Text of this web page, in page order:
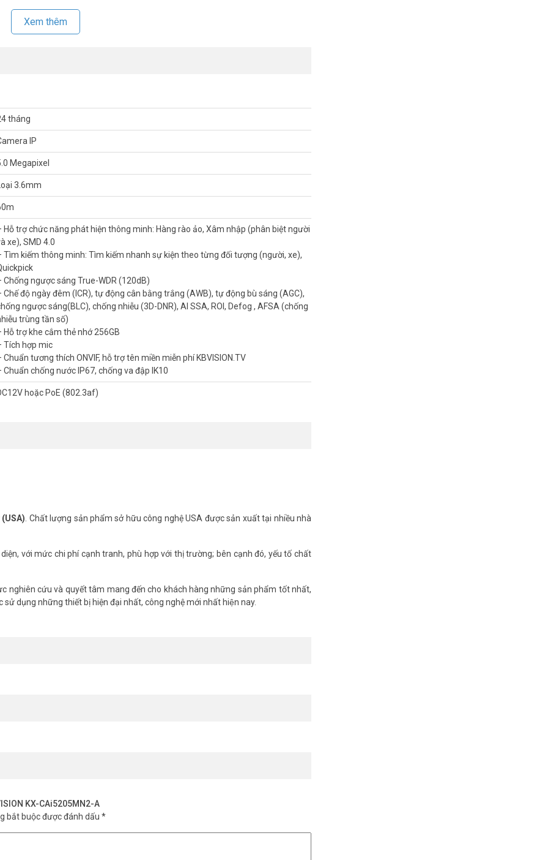
minh
nhập (phân biệt người và xe), SMD 4.0
tượng (người, xe), Quickpick
động bù sáng (AGC), chống ngược sáng(BLC), chống nhiễu (3D-DNR), AI SSA,
nhất. Tham khảo thêm thông tin tạiFacebook Vuhoangtelecomnhé.
Xem thêm
tháng
IP
Megapixel
3.6mm
Hỗ trợ chức năng phát hiện thông minh: Hàng rào ảo, Xâm nhập (phân biệt người
xe), SMD 4.0
Tìm kiếm thông minh: Tìm kiếm nhanh sự kiện theo từng đối tượng (người, xe),
Chống ngược sáng True-WDR (120dB)
Chế độ ngày đêm (ICR), tự động cân bằng trắng (AWB), tự động bù sáng (AGC),
ngược sáng(BLC), chống nhiễu (3D-DNR), AI SSA, ROI, Defog , AFSA (chống
trùng tần số)
Hỗ trợ khe cắm thẻ nhớ 256GB
Tích hợp mic
Chuẩn tương thích ONVIF, hỗ trợ tên miền miễn phí KBVISION.TV
Chuẩn chống nước IP67, chống va đập IK10
hoặc PoE (802.3af)
. Chất lượng sản phẩm sở hữu công nghệ USA được sản xuất tại nhiều nhà
với mức chi phí cạnh tranh, phù hợp với thị trường; bên cạnh đó, yếu tố chất
nghiên cứu và quyết tâm mang đến cho khách hàng những sản phẩm tốt nhất,
dụng những thiết bị hiện đại nhất, công nghệ mới nhất hiện nay.
KX-CAi5205MN2-A
bắt buộc được đánh dấu *